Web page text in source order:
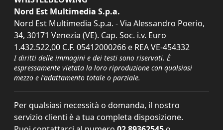
Nord Est Multimedia S.p.a.
Nord Est Multimedia S.p.a. - Via Alessandro Poerio,
34, 30171 Venezia (VE). Cap. Soc. i.v. Euro
1.432.522,00 C.F. 05412000266 e REA VE-454332
I diritti delle immagini e dei testi sono riservati. È
espressamente vietata la loro riproduzione con qualsiasi
mezzo e l'adattamento totale o parziale.
Per qualsiasi necessità o domanda, il nostro
servizio clienti è a tua completa disposizione.